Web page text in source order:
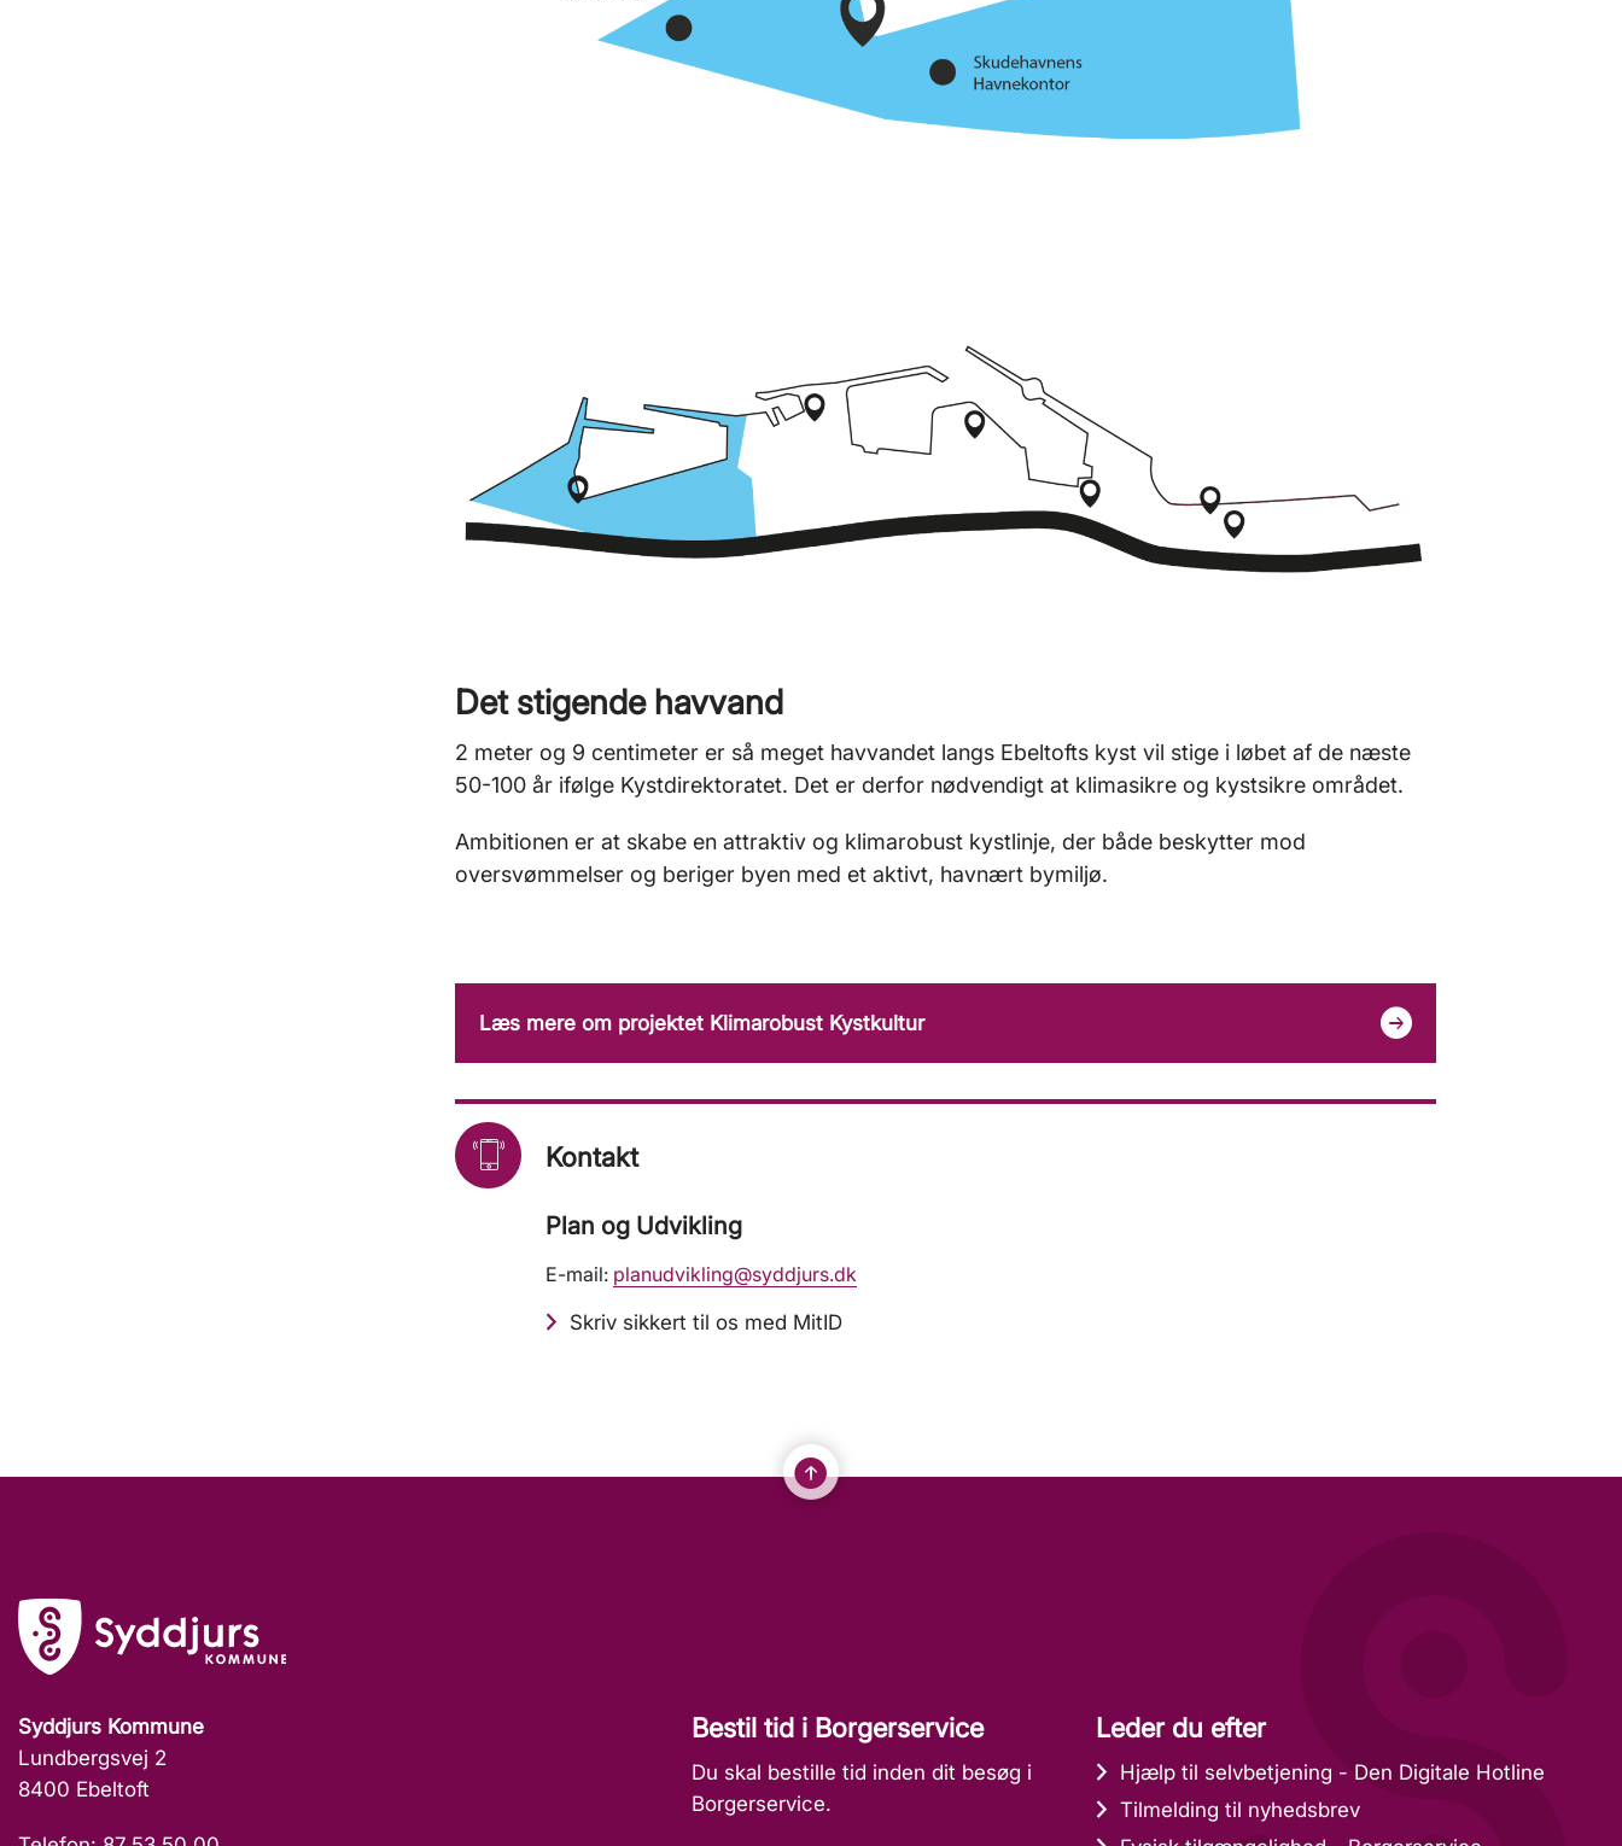
Det stigende havvand
2 meter og 9 centimeter er så meget havvandet langs Ebeltofts kyst vil stige i løbet af de næste
50-100 år ifølge Kystdirektoratet. Det er derfor nødvendigt at klimasikre og kystsikre området.
Ambitionen er at skabe en attraktiv og klimarobust kystlinje, der både beskytter mod
oversvømmelser og beriger byen med et aktivt, havnært bymiljø.
Læs mere om projektet Klimarobust Kystkultur
Kontakt
Plan og Udvikling
E-mail: planudvikling@syddjurs.dk
Skriv sikkert til os med MitID
Syddjurs Kommune
Lundbergsvej 2
8400 Ebeltoft
Bestil tid i Borgerservice
Du skal bestille tid inden dit besøg i
Borgerservice.
Leder du efter
Hjælp til selvbetjening - Den Digitale Hotline
Tilmelding til nyhedsbrev